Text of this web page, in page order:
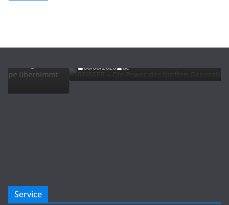
REISSER – Die Power der fünften Generation
06/08/2026 dc
Service